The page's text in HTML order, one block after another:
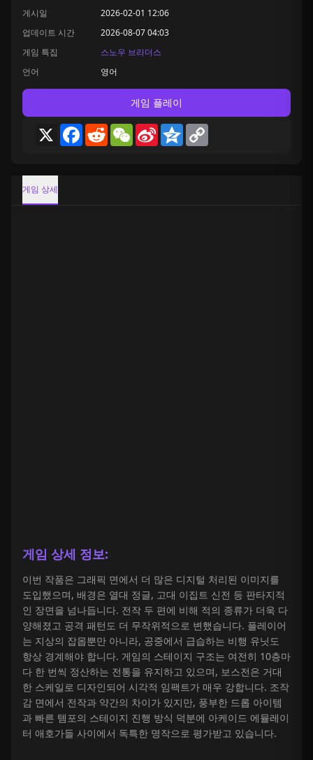
게시일
2026-02-01 12:06
업데이트 시간
2026-08-07 04:03
게임 특집
스노우 브라더스
언어
영어
게임 플레이
X Facebook
RedditWeChat
Sina
Weibo
Qzone
게임 상세
게임 상세 정보:
이번 작품은 그래픽 면에서 더 많은 디지털 처리된 이미지를
도입했으며, 배경은 열대 정글, 고대 이집트 신전 등 판타지적
인 장면을 넘나듭니다. 전작 두 편에 비해 적의 종류가 더욱 다
양해졌고 공격 패턴도 더 무작위적으로 변했습니다. 플레이어
는 지상의 잡몹뿐만 아니라, 공중에서 급습하는 비행 유닛도
항상 경계해야 합니다. 게임의 스테이지 구조는 여전히 10층마
다 한 번씩 정산하는 전통을 유지하고 있으며, 보스전은 거대
한 스케일로 디자인되어 시각적 임팩트가 매우 강합니다. 조작
감 면에서 전작과 약간의 차이가 있지만, 풍부한 드롭 아이템
과 빠른 템포의 스테이지 진행 방식 덕분에 아케이드 에뮬레이
터 애호가들 사이에서 독특한 명작으로 평가받고 있습니다.